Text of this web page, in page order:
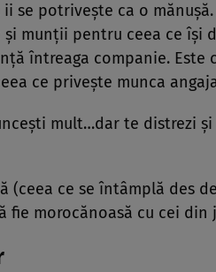
ii se potriveşte ca o
munţii pentru ceea ce îşi
întreaga companie. Este
ce priveşte munca
mult…dar te distrezi
(ceea ce se întâmplă des
fie morocănoasă cu cei din